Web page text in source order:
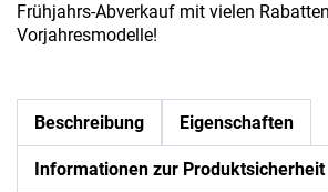
Frühjahrs-Abverkauf mit vielen
Vorjahresmodelle!
Beschreibung Eigenschaften
Informationen zur Produktsicherheit